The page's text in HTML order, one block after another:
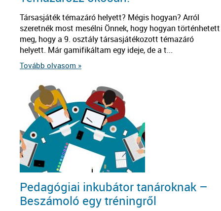
Társasjáték témazáró helyett? Mégis hogyan? Arról
szeretnék most mesélni Önnek, hogy hogyan történhetett
meg, hogy a 9. osztály társasjátékozott témazáró
helyett. Már gamifikáltam egy ideje, de a t...
Tovább olvasom »
Pedagógiai inkubátor tanároknak –
Beszámoló egy tréningről